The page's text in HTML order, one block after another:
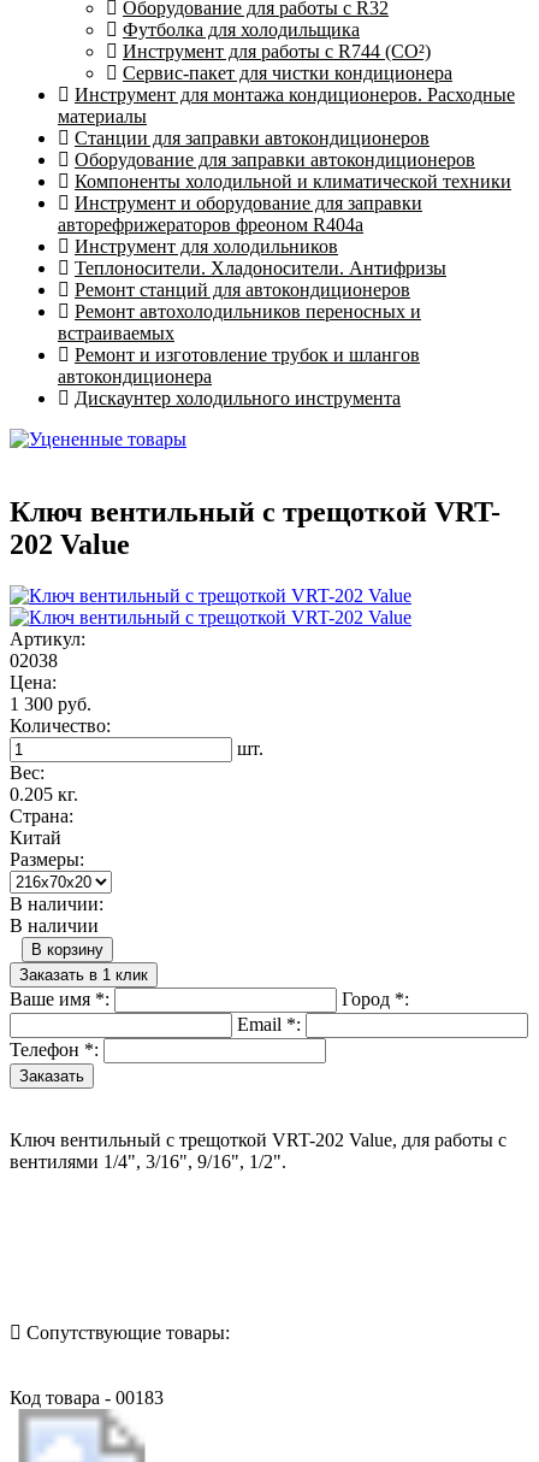
Оборудование для работы с R32
Футболка для холодильщика
Инструмент для работы с R744 (CO²)
Сервис-пакет для чистки кондиционера
Инструмент для монтажа кондиционеров. Расходные
материалы
Станции для заправки автокондиционеров
Оборудование для заправки автокондиционеров
Компоненты холодильной и климатической техники
Инструмент и оборудование для заправки
авторефрижераторов фреоном R404a
Инструмент для холодильников
Теплоносители. Хладоносители. Антифризы
Ремонт станций для автокондиционеров
Ремонт автохолодильников переносных и
встраиваемых
Ремонт и изготовление трубок и шлангов
автокондиционера
Дискаунтер холодильного инструмента
Ключ вентильный с трещоткой VRT-
202 Value
Артикул:
02038
Цена:
1 300 руб.
Количество:
шт.
Вес:
0.205 кг.
Страна:
Китай
Размеры:
В наличии:
В наличии
В корзину
Заказать в 1 клик
Ваше имя *: Город *:
Email *:
Телефон *:
Ключ вентильный с трещоткой VRT-202 Value, для работы с
вентилями 1/4", 3/16", 9/16", 1/2".
Сопутствующие товары:
Код товара - 00183